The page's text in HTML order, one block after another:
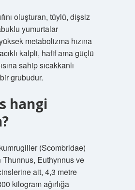
oluşturan, tüylü, dişsiz
yumurtalar
metabolizma hızına
kalpli, hafif ama güçlü
sahip sıcakkanlı
grubudur.
hangi
(Scombridae)
Thunnus, Euthynnus ve
ait, 4,3 metre
kilogram ağırlığa